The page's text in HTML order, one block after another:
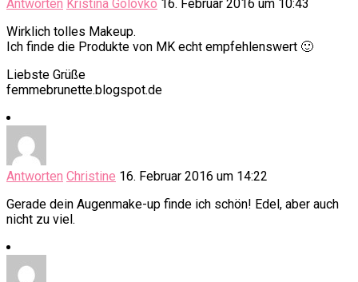
Antworten Kristina Golovko 16. Februar 2016 um 10:43
Wirklich tolles Makeup.
Ich finde die Produkte von MK echt empfehlenswert 🙂
Liebste Grüße
femmebrunette.blogspot.de
Antworten Christine 16. Februar 2016 um 14:22
Gerade dein Augenmake-up finde ich schön! Edel, aber auch
nicht zu viel.